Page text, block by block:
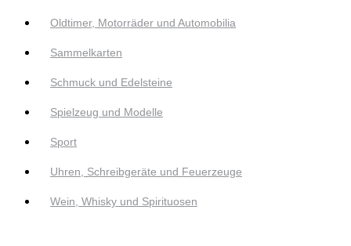
Oldtimer, Motorräder und Automobilia
Sammelkarten
Schmuck und Edelsteine
Spielzeug und Modelle
Sport
Uhren, Schreibgeräte und Feuerzeuge
Wein, Whisky und Spirituosen